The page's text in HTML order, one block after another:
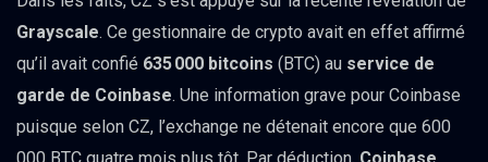
Grayscale. Ce gestionnaire de crypto avait en effet affirmé
qu’il avait confié 635 000 bitcoins (BTC) au service de
garde de Coinbase. Une information grave pour Coinbase
puisque selon CZ, l’exchange ne détenait encore que 600